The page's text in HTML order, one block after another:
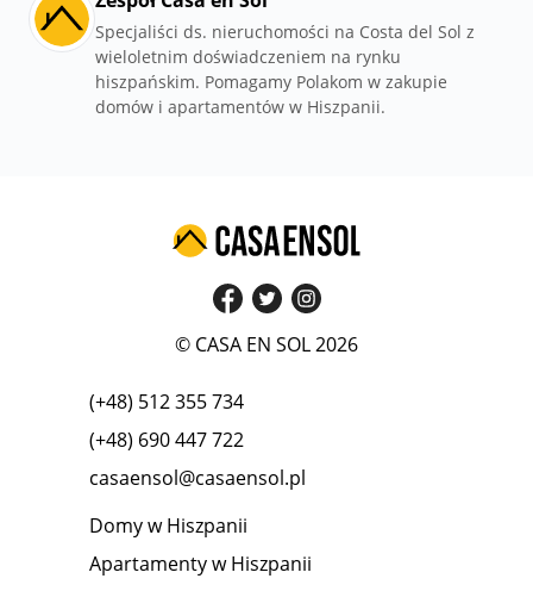
Specjaliści ds. nieruchomości na Costa del Sol z
wieloletnim doświadczeniem na rynku
hiszpańskim. Pomagamy Polakom w zakupie
domów i apartamentów w Hiszpanii.
© CASA EN SOL 2026
(+48) 512 355 734
(+48) 690 447 722
casaensol@casaensol.pl
Domy w Hiszpanii
Apartamenty w Hiszpanii